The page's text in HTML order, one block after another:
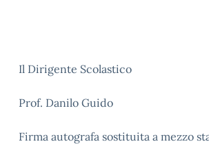
Il Dirigente Scolastico
Prof. Danilo Guido
Firma autografa sostituita a mezzo